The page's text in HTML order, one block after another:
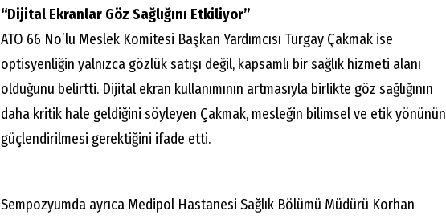
“Dijital Ekranlar Göz Sağlığını Etkiliyor”
ATO 66 No’lu Meslek Komitesi Başkan Yardımcısı Turgay Çakmak ise
optisyenliğin yalnızca gözlük satışı değil, kapsamlı bir sağlık hizmeti alanı
olduğunu belirtti. Dijital ekran kullanımının artmasıyla birlikte göz sağlığının
daha kritik hale geldiğini söyleyen Çakmak, mesleğin bilimsel ve etik yönünün
güçlendirilmesi gerektiğini ifade etti.
Sempozyumda ayrıca Medipol Hastanesi Sağlık Bölümü Müdürü Korhan